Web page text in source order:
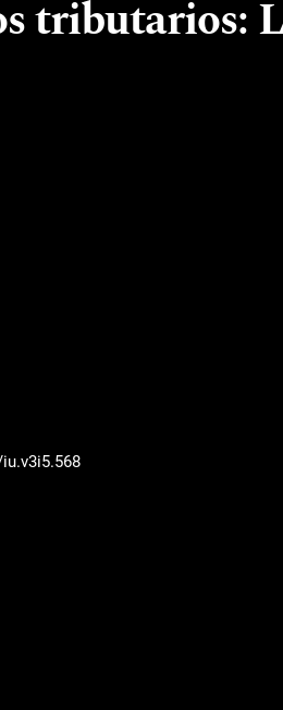
tributarios: